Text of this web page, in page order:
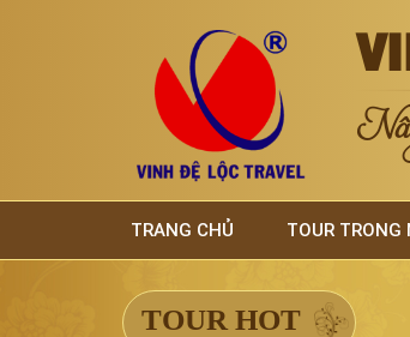
TRANG CHỦ TOUR TRONG
TOUR HOT